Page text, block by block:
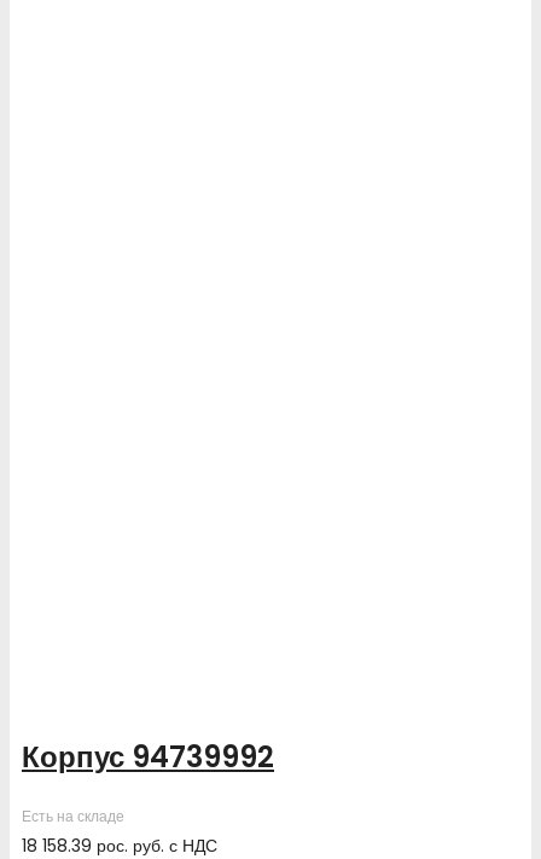
Корпус 94739992
Есть на складе
18 158.39 рос. руб. с НДС